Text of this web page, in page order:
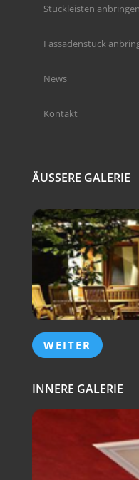
Stuckleisten anbringen
Fassadenstuck
News
Kontakt
ÄUSSERE GALERIE
WEITER
INNERE GALERIE